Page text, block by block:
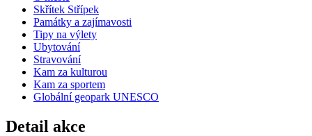
Skřítek Střípek
Památky a zajímavosti
Tipy na výlety
Ubytování
Stravování
Kam za kulturou
Kam za sportem
Globální geopark UNESCO
Detail akce